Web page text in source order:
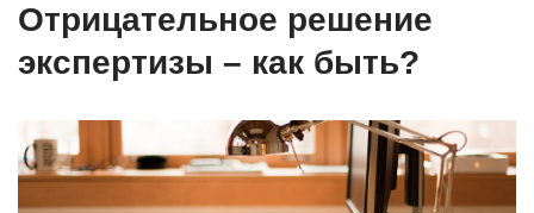
Отрицательное решение
экспертизы – как быть?